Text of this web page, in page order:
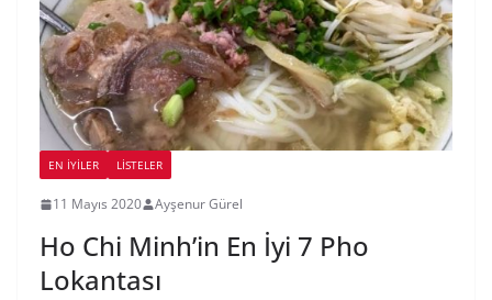
EN İYILER LİSTELER
11 Mayıs 2020 Ayşenur Gürel
Ho Chi Minh’in En İyi 7 Pho
Lokantası